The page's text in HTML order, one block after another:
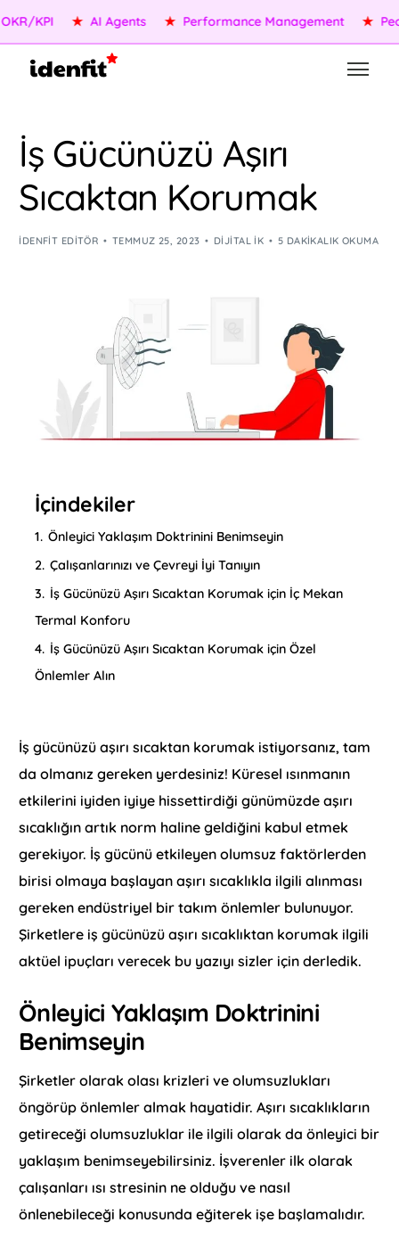
KPI ★ AI Agents ★ Performance Management ★
İş Gücünüzü Aşırı
Sıcaktan Korumak
IDENFIT EDITÖR TEMMUZ 25, 2023 DIJITAL İK 5 DAKIKALIK OKUMA
İçindekiler
1. Önleyici Yaklaşım Doktrinini Benimseyin
2. Çalışanlarınızı ve Çevreyi İyi Tanıyın
3. İş Gücünüzü Aşırı Sıcaktan Korumak için İç Mekan
Termal Konforu
4. İş Gücünüzü Aşırı Sıcaktan Korumak için Özel
Önlemler Alın
İş gücünüzü aşırı sıcaktan korumak istiyorsanız, tam
da olmanız gereken yerdesiniz! Küresel ısınmanın
etkilerini iyiden iyiye hissettirdiği günümüzde aşırı
sıcaklığın artık norm haline geldiğini kabul etmek
gerekiyor. İş gücünü etkileyen olumsuz faktörlerden
birisi olmaya başlayan aşırı sıcaklıkla ilgili alınması
gereken endüstriyel bir takım önlemler bulunuyor.
Şirketlere iş gücünüzü aşırı sıcaklıktan korumak ilgili
aktüel ipuçları verecek bu yazıyı sizler için derledik.
Önleyici Yaklaşım Doktrinini
Benimseyin
Şirketler olarak olası krizleri ve olumsuzlukları
öngörüp önlemler almak hayatidir. Aşırı sıcaklıkların
getireceği olumsuzluklar ile ilgili olarak da önleyici bir
yaklaşım benimseyebilirsiniz. İşverenler ilk olarak
çalışanları ısı stresinin ne olduğu ve nasıl
önlenebileceği konusunda eğiterek işe başlamalıdır.